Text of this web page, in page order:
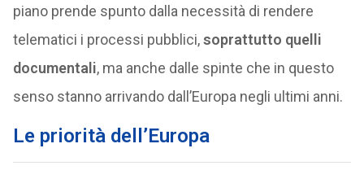
piano prende spunto dalla necessità di rendere
telematici i processi pubblici,soprattutto quelli
documentali, ma anche dalle spinte che in questo
senso stanno arrivando dall’Europa negli ultimi anni.
Le priorità dell’Europa